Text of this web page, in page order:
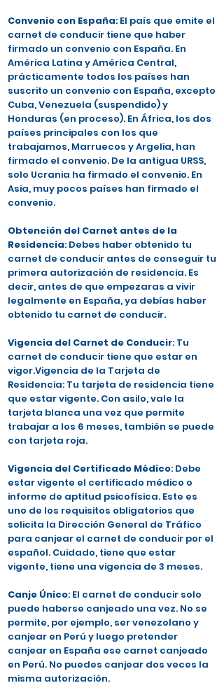
Convenio con España: El país que emite el
carnet de conducir tiene que haber
firmado un convenio con España. En
América Latina y América Central,
prácticamente todos los países han
suscrito un convenio con España, excepto
Cuba, Venezuela (suspendido) y
Honduras (en proceso). En África, los dos
países principales con los que
trabajamos, Marruecos y Argelia, han
firmado el convenio. De la antigua URSS,
solo Ucrania ha firmado el convenio. En
Asia, muy pocos países han firmado el
convenio.
Obtención del Carnet antes de la
Residencia: Debes haber obtenido tu
carnet de conducir antes de conseguir tu
primera autorización de residencia. Es
decir, antes de que empezaras a vivir
legalmente en España, ya debías haber
obtenido tu carnet de conducir.
Vigencia del Carnet de Conducir: Tu
carnet de conducir tiene que estar en
vigor.Vigencia de la Tarjeta de
Residencia: Tu tarjeta de residencia tiene
que estar vigente. Con asilo, vale la
tarjeta blanca una vez que permite
trabajar a los 6 meses, también se puede
con tarjeta roja.
Vigencia del Certificado Médico: Debe
estar vigente el certificado médico o
informe de aptitud psicofísica. Este es
uno de los requisitos obligatorios que
solicita la Dirección General de Tráfico
para canjear el carnet de conducir por el
español. Cuidado, tiene que estar
vigente, tiene una vigencia de 3 meses.
Canje Único: El carnet de conducir solo
puede haberse canjeado una vez. No se
permite, por ejemplo, ser venezolano y
canjear en Perú y luego pretender
canjear en España ese carnet canjeado
en Perú. No puedes canjear dos veces la
misma autorización.